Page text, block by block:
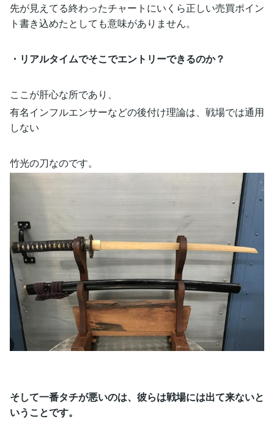
先が見えてる終わったチャートにいくら正しい売買ポイン
ト書き込めたとしても意味がありません。
・リアルタイムでそこでエントリーできるのか？
ここが肝心な所であり、
有名インフルエンサーなどの後付け理論は、戦場では通用
しない
竹光の刀なのです。
そして一番タチが悪いのは、彼らは戦場には出て来ないと
いうことです。